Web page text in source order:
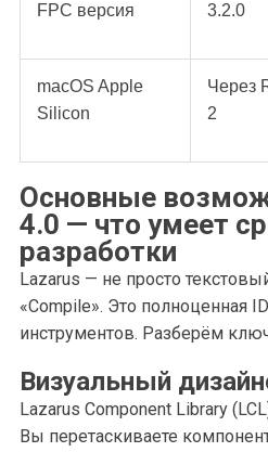
FPC версия 3.2.0
macOS Apple
Silicon
Через
2
Основные
4.0 — что умеет
разработки
Lazarus — не просто
«Compile». Это полноценная
инструментов. Разберём
Визуальный
Lazarus Component Library
Вы перетаскиваете